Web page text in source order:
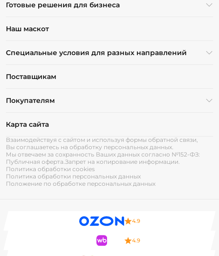
Готовые решения для бизнеса
Наш маскот
Специальные условия для разных направлений
Поставщикам
Покупателям
Карта сайта
Взаимодействуя с сайтом и используя формы обратной связи,
Вы соглашаетесь на обработку персональных данных.
Мы отвечаем за сохранность Ваших данных согласно №152-ФЗ:
Публичная оферта.Запрет на копирование информации.
Политика обработки cookies
Политика обработки персональных данных
Положение по обработке персональных данных
4.9
4.9